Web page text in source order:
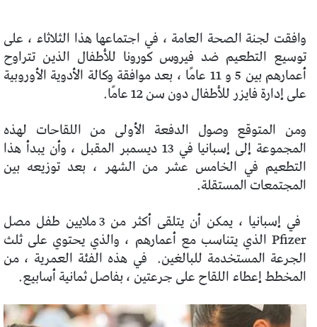
وافقت لجنة الصحة العامة ، في اجتماعها هذا الثلاثاء ، على
توسيع التطعيم ضد فيروس كورونا للأطفال الذين تتراوح
أعمارهم بين 5 و 11 عامًا ، بعد موافقة وكالة الأدوية الأوروبية
على إدارة فايزر للأطفال دون سن 12 عامًا.
ومن المتوقع وصول الدفعة الأولى من اللقاحات لهذه
المجموعة إلى إسبانيا في 13 ديسمبر المقبل ، وأن يبدأ هذا
التطعيم في الخامس عشر من الشهر ، بعد توزيعه بين
المجتمعات المستقلة.
في إسبانيا ، يمكن أن يتلقى أكثر من 3 ملايين طفل مصل
Pfizer الذي يتناسب مع أعمارهم ، والذي يحتوي على ثلث
الجرعة المستخدمة للبالغين. في هذه الفئة العمرية ، من
المخطط إعطاء اللقاح على جرعتين ، بفاصل ثمانية أسابيع.